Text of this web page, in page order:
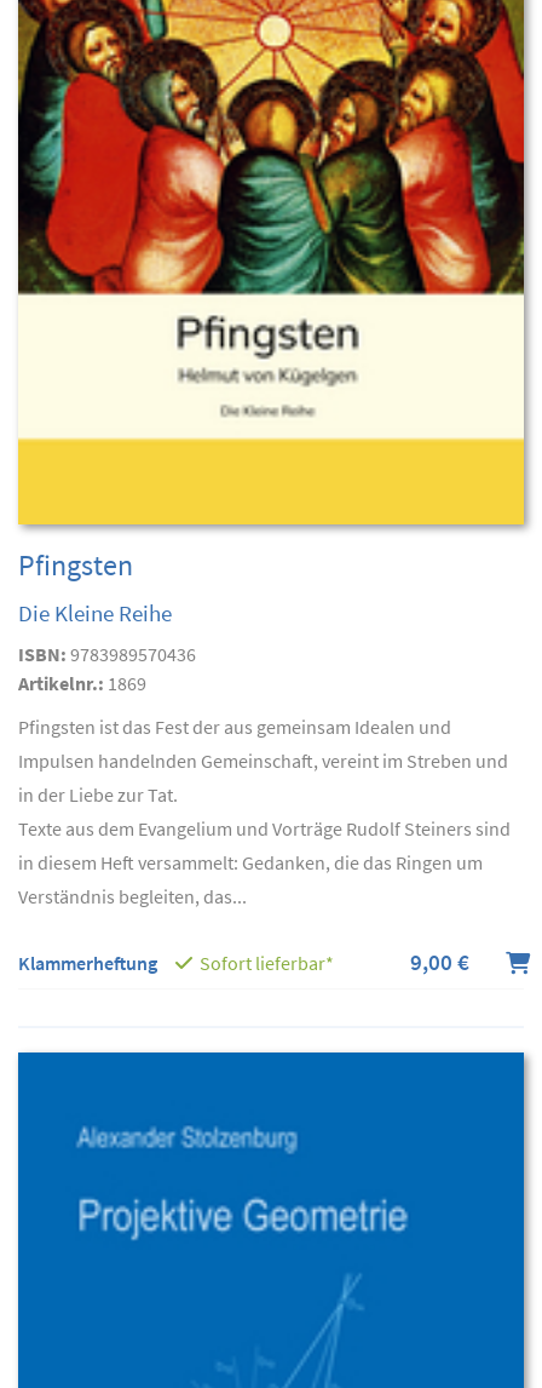
Pfingsten
Die Kleine Reihe
ISBN: 9783989570436
Artikelnr.: 1869
Pfingsten ist das Fest der aus gemeinsam Idealen und
Impulsen handelnden Gemeinschaft, vereint im Streben und
in der Liebe zur Tat.
Texte aus dem Evangelium und Vorträge Rudolf Steiners sind
in diesem Heft versammelt: Gedanken, die das Ringen um
Verständnis begleiten, das...
Klammerheftung Sofort lieferbar* 9,00 €